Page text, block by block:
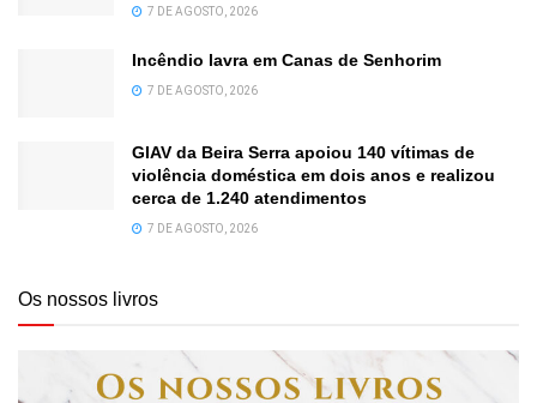
7 DE AGOSTO, 2026
Incêndio lavra em Canas de Senhorim
7 DE AGOSTO, 2026
GIAV da Beira Serra apoiou 140 vítimas de
violência doméstica em dois anos e realizou
cerca de 1.240 atendimentos
7 DE AGOSTO, 2026
Os nossos livros